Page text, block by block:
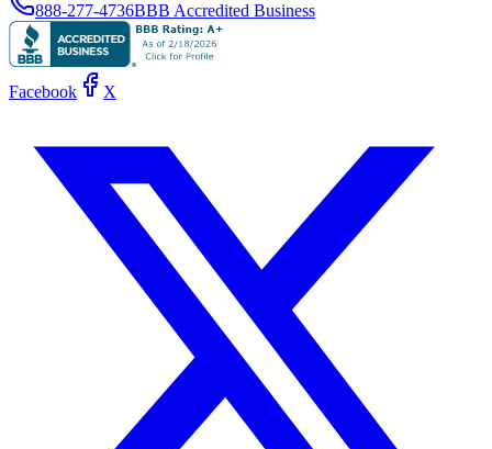
888-277-4736BBB Accredited Business
Facebook X